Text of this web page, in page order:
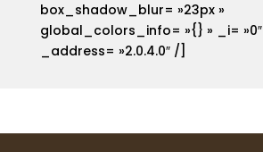
box_shadow_blur= »23px »
global_colors_info= »{} » _i= »0″
_address= »2.0.4.0″ /]